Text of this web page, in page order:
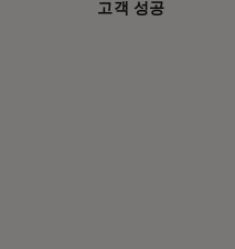
고객 성공